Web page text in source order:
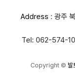
Address : 광주
Tel: 062-574-
Copyright © 발